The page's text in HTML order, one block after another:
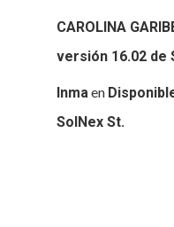
CAROLINA
versión 16.02 de
Inmaen
SolNex St.